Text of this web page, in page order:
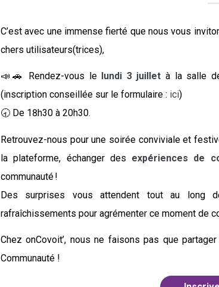
C’est avec une immense fierté que nous vous
chers utilisateurs(trices),
📣🚗 Rendez-vous lelundi 3 juillet à la salle
(inscription conseillée sur le formulaire : ici)
🕣 De 18h30 à 20h30.
Retrouvez-nous pour une soirée conviviale et
la plateforme, échanger des expériences de
communauté !
Des surprises vous attendent tout au long
rafraîchissements pour agrémenter ce moment de
Chez onCovoit’, nous ne faisons pas que
Communauté !